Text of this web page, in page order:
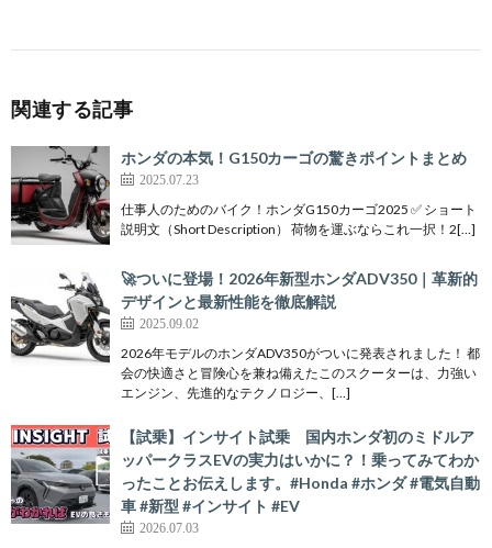
関連する記事
ホンダの本気！G150カーゴの驚きポイントまとめ
2025.07.23
仕事人のためのバイク！ホンダG150カーゴ2025 ✅ ショート
説明文（Short Description） 荷物を運ぶならこれ一択！2[…]
🚀ついに登場！2026年新型ホンダADV350｜革新的
デザインと最新性能を徹底解説
2025.09.02
2026年モデルのホンダADV350がついに発表されました！ 都
会の快適さと冒険心を兼ね備えたこのスクーターは、力強い
エンジン、先進的なテクノロジー、[…]
【試乗】インサイト試乗 国内ホンダ初のミドルア
ッパークラスEVの実力はいかに？！乗ってみてわか
ったことお伝えします。#Honda #ホンダ #電気自動
車 #新型 #インサイト #EV
2026.07.03